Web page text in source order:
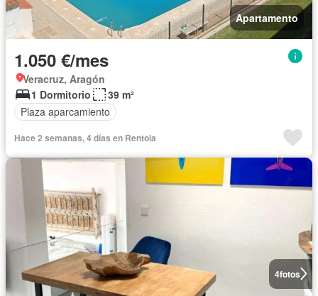
Apartamento
1.050 €/mes
Veracruz, Aragón
1 Dormitorio
39 m²
Plaza aparcamiento
Hace 2 semanas, 4 días en Rentola
4fotos